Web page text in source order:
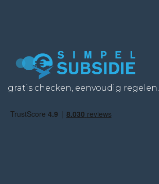
gratis checken, eenvoudig regelen.